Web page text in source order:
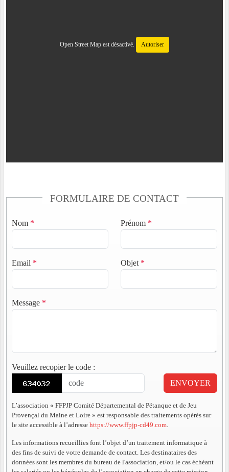
Open Street Map est désactivé. Autoriser
FORMULAIRE DE CONTACT
Nom * Prénom *
Email * Objet *
Message *
Veuillez recopier le code :
ENVOYER
L’association « FFPJP Comité Départemental de Pétanque et de Jeu
Provençal du Maine et Loire » est responsable des traitements opérés sur
le site accessible à l’adresse https://www.ffpjp-cd49.com
Les informations recueillies font l’objet d’un traitement informatique à
des fins de suivi de votre demande de contact. Les destinataires des
données sont les membres du bureau de l'association, et/ou le cas échéant